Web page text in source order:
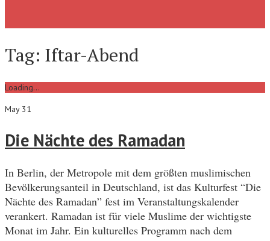
Tag: Iftar-Abend
Loading...
May 31
Die Nächte des Ramadan
In Berlin, der Metropole mit dem größten muslimischen
Bevölkerungsanteil in Deutschland, ist das Kulturfest “Die
Nächte des Ramadan” fest im Veranstaltungskalender
verankert. Ramadan ist für viele Muslime der wichtigste
Monat im Jahr. Ein kulturelles Programm nach dem